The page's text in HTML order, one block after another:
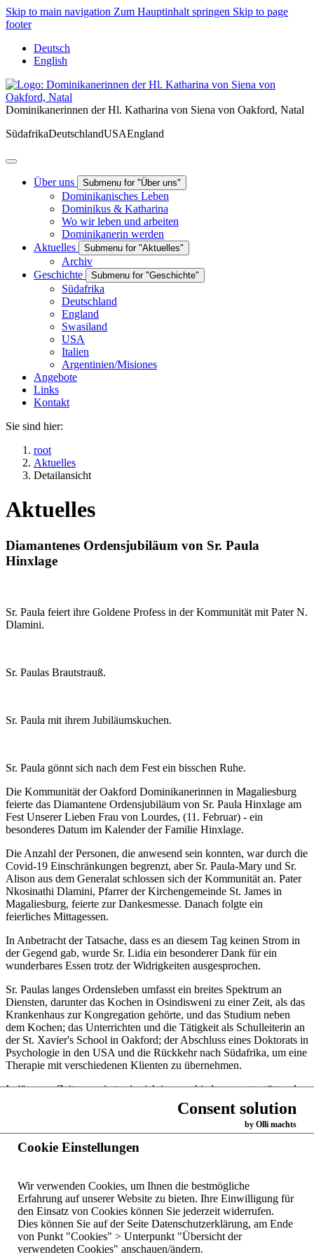
Skip to main navigation Zum Hauptinhalt springen Skip to page
footer
Deutsch
English
Dominikanerinnen der Hl. Katharina von Siena von Oakford, Natal
SüdafrikaDeutschlandUSAEngland
Über uns Submenu for "Über uns"
Dominikanisches Leben
Dominikus & Katharina
Wo wir leben und arbeiten
Dominikanerin werden
Aktuelles
Submenu for "Aktuelles"
Archiv
Geschichte
Submenu for "Geschichte"
Südafrika
Deutschland
England
Swasiland
USA
Italien
Argentinien/Misiones
Angebote
Links
Kontakt
Sie sind hier:
root
Aktuelles
Detailansicht
Aktuelles
Diamantenes Ordensjubiläum von Sr. Paula
Hinxlage
Sr. Paula feiert ihre Goldene Profess in der Kommunität mit Pater N.
Dlamini.
Sr. Paulas Brautstrauß.
Sr. Paula mit ihrem Jubiläumskuchen.
Sr. Paula gönnt sich nach dem Fest ein bisschen Ruhe.
Die Kommunität der Oakford Dominikanerinnen in Magaliesburg
feierte das Diamantene Ordensjubiläum von Sr. Paula Hinxlage am
Fest Unserer Lieben Frau von Lourdes, (11. Februar) - ein
besonderes Datum im Kalender der Familie Hinxlage.
Die Anzahl der Personen, die anwesend sein konnten, war durch die
Covid-19 Einschränkungen begrenzt, aber Sr. Paula-Mary und Sr.
Alison aus dem Generalat schlossen sich der Kommunität an. Pater
Nkosinathi Dlamini, Pfarrer der Kirchengemeinde St. James in
Magaliesburg, feierte zur Dankesmesse. Danach folgte ein
feierliches Mittagessen.
In Anbetracht der Tatsache, dass es an diesem Tag keinen Strom in
der Gegend gab, wurde Sr. Lidia ein besonderer Dank für ein
wunderbares Essen trotz der Widrigkeiten ausgesprochen.
Sr. Paulas langes Ordensleben umfasst ein breites Spektrum an
Diensten, darunter das Kochen in Osindisweni zu einer Zeit, als das
Krankenhaus zur Kongregation gehörte, und das Studium neben
dem Kochen; das Unterrichten und die Tätigkeit als Schulleiterin an
der St. Xavier's School in Oakford; der Abschluss eines Doktorats in
Psychologie in den USA und die Rückkehr nach Südafrika, um eine
Therapie mit verschiedenen Klienten zu übernehmen.
In jüngerer Zeit engagierte sie sich in verschiedenen unterstützenden
Funktionen für die Jungen in Boys Town in Magaliesburg und gab
erst im Jahr 2020 aufgrund von Covid-19 Beschränkungen die
freiwillige Förderarbeit auf, die sie mit einigen der Kinder in einer
örtlichen Schule in der Nähe von Magaliesburg leistete. Ihre jetzige
Kommunität schätzt ihre Bereitschaft, wieder Zeit in der Küche zu
Zurück
Dominikanerinnen
der hl. Katharina
von Siena,
Startseite
Kontakte weltweit
Consent solution
by Olli machts
Cookie Einstellungen
Wir verwenden Cookies, um Ihnen die bestmögliche
Erfahrung auf unserer Website zu bieten. Ihre Einwilligung für
den Einsatz von Cookies können Sie jederzeit widerrufen.
Dies können Sie auf der Seite Datenschutzerklärung, am Ende
von Punkt "Cookies" > Unterpunkt "Übersicht der
verwendeten Cookies" anschauen/ändern.